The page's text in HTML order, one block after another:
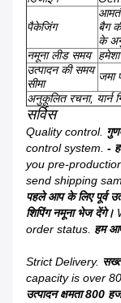
पैकेजिंग
बैग
के
नमूना लीड समय
उत्पादन की समय
सीमा
जमा
अनुकूलित रचना, यार्न
सर्विस
Quality control.
control system. -
you pre-
send shipping
पहले आप के लिए पूर्व
शिपिंग नमूना भेज देंगे।
order status. हम
Strict Delivery.
capacity is over
उत्पादन क्षमता 800